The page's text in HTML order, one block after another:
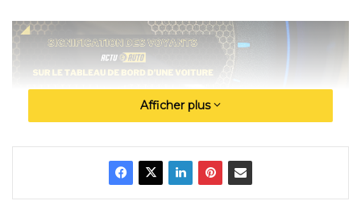
Afficher plus